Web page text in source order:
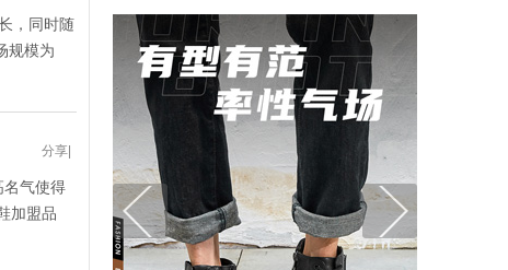
，同时随
规模为
分享
名气使得
加盟品